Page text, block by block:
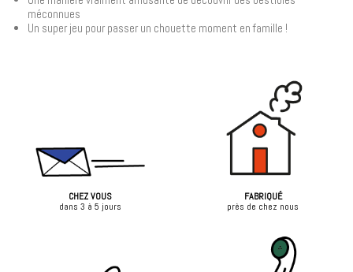
méconnues
Un super jeu pour passer un chouette moment en famille !
CHEZ VOUS
dans 3 à 5 jours
FABRIQUÉ
près de chez nous